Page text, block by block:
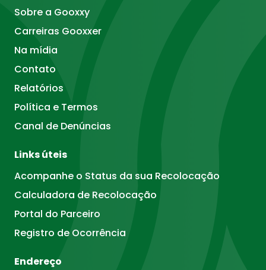
Sobre a Gooxxy
Carreiras Gooxxer
Na mídia
Contato
Relatórios
Política e Termos
Canal de Denúncias
Links úteis
Acompanhe o Status da sua Recolocação
Calculadora de Recolocação
Portal do Parceiro
Registro de Ocorrência
Endereço